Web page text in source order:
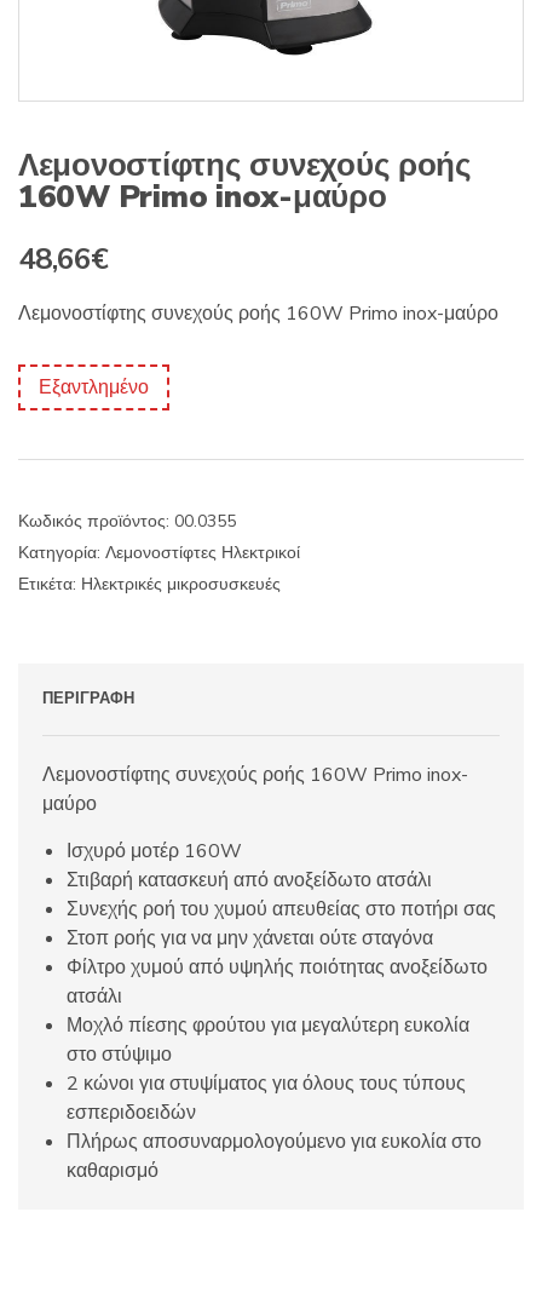
Λεμονοστίφτης συνεχούς ροής
160W Primo inox-μαύρο
48,66€
Λεμονοστίφτης συνεχούς ροής 160W Primo inox-μαύρο
Εξαντλημένο
Κωδικός προϊόντος: 00.0355
Κατηγορία: Λεμονοστίφτες Ηλεκτρικοί
Ετικέτα: Ηλεκτρικές μικροσυσκευές
ΠΕΡΙΓΡΑΦΉ
Λεμονοστίφτης συνεχούς ροής 160W Primo inox-
μαύρο
Ισχυρό μοτέρ 160W
Στιβαρή κατασκευή από ανοξείδωτο ατσάλι
Συνεχής ροή του χυμού απευθείας στο ποτήρι σας
Στοπ ροής για να μην χάνεται ούτε σταγόνα
Φίλτρο χυμού από υψηλής ποιότητας ανοξείδωτο
ατσάλι
Μοχλό πίεσης φρούτου για μεγαλύτερη ευκολία
στο στύψιμο
2 κώνοι για στυψίματος για όλους τους τύπους
εσπεριδοειδών
Πλήρως αποσυναρμολογούμενο για ευκολία στο
καθαρισμό